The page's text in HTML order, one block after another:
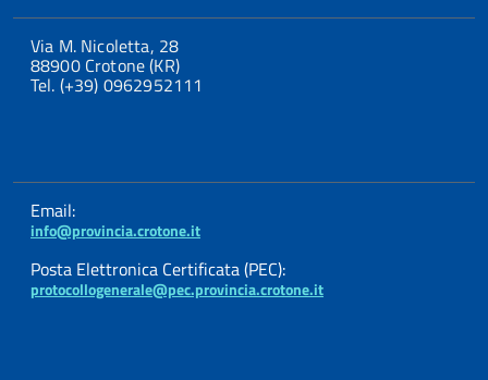
Via M. Nicoletta, 28
88900 Crotone (KR)
Tel. (+39) 0962952111
Email:
info@provincia.crotone.it
Posta Elettronica Certificata (PEC):
protocollogenerale@pec.provincia.crotone.it